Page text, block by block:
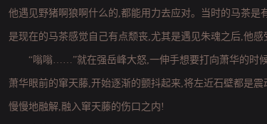
他遇见野猪啊狼啊什么的,都能用力去应对。当时的马茶是
是现在的马茶感觉自己有点颓丧,尤其是遇见朱魂之后,他
“嗡嗡……”就在强岳峰大怒,一伸手想要打向萧华的时
萧华眼前的窜天藤,开始逐渐的颤抖起来,将左近石壁都是
慢慢地融解,融入窜天藤的伤口之内!